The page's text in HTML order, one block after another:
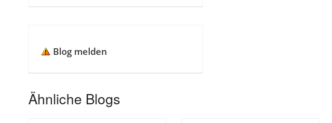
Blog melden
Ähnliche Blogs